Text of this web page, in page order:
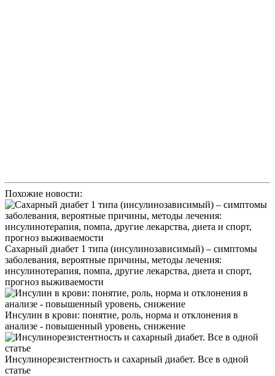
Похожие новости:
Сахарный диабет 1 типа (инсулинозависимый) – симптомы
заболевания, вероятные причины, методы лечения:
инсулинотерапия, помпа, другие лекарства, диета и спорт,
прогноз выживаемости
Инсулин в крови: понятие, роль, норма и отклонения в
анализе - повышенный уровень, снижение
Инсулинорезистентность и сахарный диабет. Все в одной
статье